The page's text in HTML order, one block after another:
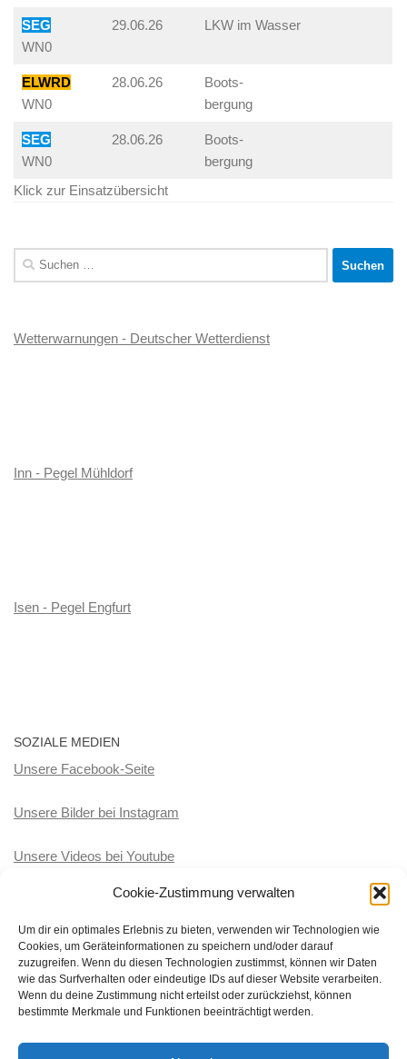
Cookie-Zustimmung verwalten
Um dir ein optimales Erlebnis zu bieten, verwenden wir Technologien wie
Cookies, um Geräteinformationen zu speichern und/oder darauf
zuzugreifen. Wenn du diesen Technologien zustimmst, können wir Daten
wie das Surfverhalten oder eindeutige IDs auf dieser Website verarbeiten.
Wenn du deine Zustimmung nicht erteilst oder zurückziehst, können
bestimmte Merkmale und Funktionen beeinträchtigt werden.
SEG
WN0
29.06.26 LKW im Wasser
ELWRD
WN0
28.06.26
Boots-
bergung
SEG
WN0
28.06.26
Boots-
bergung
Klick zur Einsatzübersicht
Suchen
nach:
Wetterwarnungen - Deutscher Wetterdienst
Inn - Pegel Mühldorf
Isen - Pegel Engfurt
SOZIALE MEDIEN
Unsere Facebook-Seite
Unsere Bilder bei Instagram
Unsere Videos bei Youtube
KATEGORIEN
Kategorien